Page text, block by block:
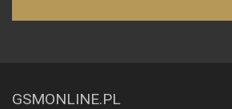
GSMONLINE.PL